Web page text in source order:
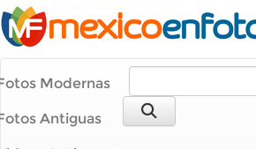
Modernas
Antiguas